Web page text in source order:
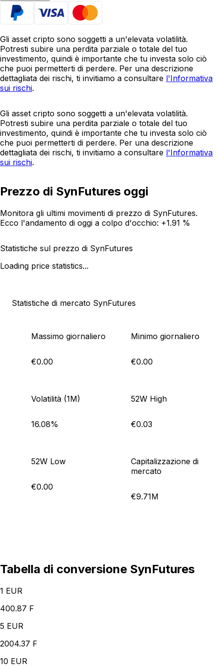
Gli asset cripto sono soggetti a un'elevata volatilità.
Potresti subire una perdita parziale o totale del tuo
investimento, quindi è importante che tu investa solo ciò
che puoi permetterti di perdere. Per una descrizione
dettagliata dei rischi, ti invitiamo a consultare l'Informativa
sui rischi.
Gli asset cripto sono soggetti a un'elevata volatilità.
Potresti subire una perdita parziale o totale del tuo
investimento, quindi è importante che tu investa solo ciò
che puoi permetterti di perdere. Per una descrizione
dettagliata dei rischi, ti invitiamo a consultare l'Informativa
sui rischi.
Prezzo di SynFutures oggi
Monitora gli ultimi movimenti di prezzo di SynFutures.
Ecco l'andamento di oggi a colpo d'occhio: +1.91 %
Statistiche sul prezzo di SynFutures
Loading price statistics...
Statistiche di mercato SynFutures
Massimo giornaliero
€0.00
Minimo giornaliero
€0.00
Volatilità (1M)
16.08%
52W High
€0.03
52W Low
€0.00
Capitalizzazione di
mercato
€9.71M
Tabella di conversione SynFutures
1 EUR
400.87 F
5 EUR
2004.37 F
10 EUR